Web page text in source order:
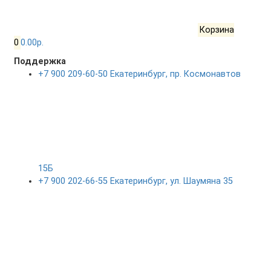
Корзина
0 0.00р.
Поддержка
+7 900 209-60-50 Екатеринбург, пр. Космонавтов
15Б
+7 900 202-66-55 Екатеринбург, ул. Шаумяна 35